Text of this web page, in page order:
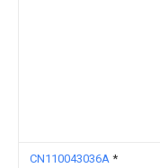
CN110043036A *